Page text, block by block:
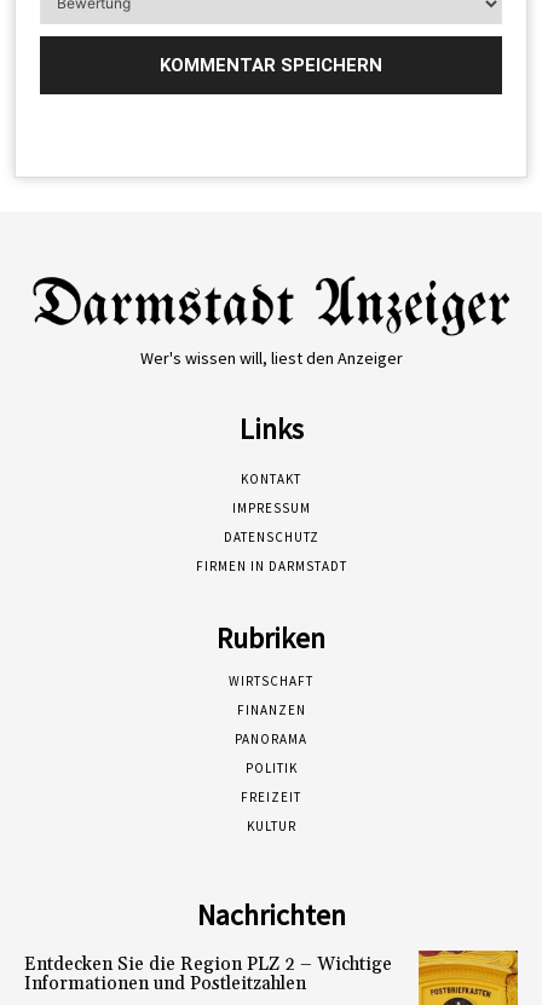
Wer's wissen will, liest den Anzeiger
Links
KONTAKT
IMPRESSUM
DATENSCHUTZ
FIRMEN IN DARMSTADT
Rubriken
WIRTSCHAFT
FINANZEN
PANORAMA
POLITIK
FREIZEIT
KULTUR
Nachrichten
Entdecken Sie die Region PLZ 2 – Wichtige
Informationen und Postleitzahlen